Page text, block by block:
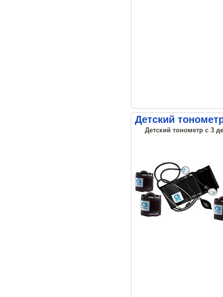
Детский
Детский тонометр с 3